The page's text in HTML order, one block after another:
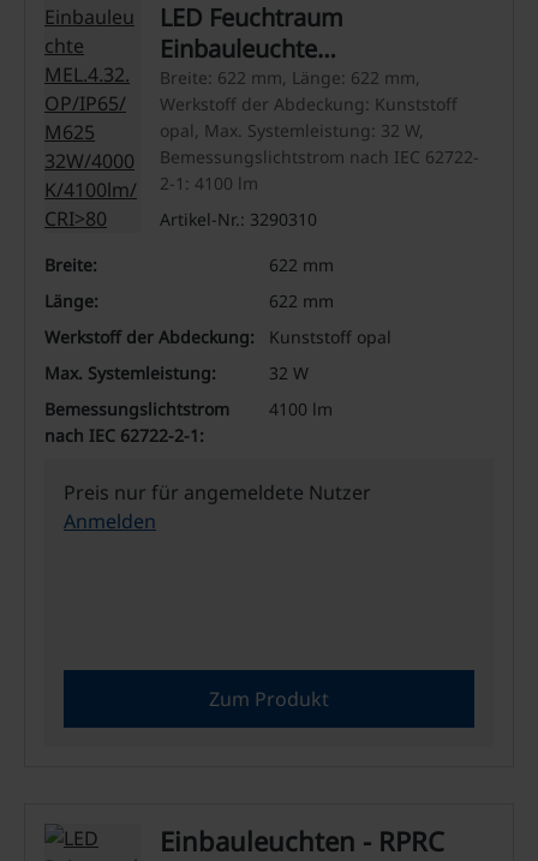
LED Feuchtraum
Einbauleuchte
MEL.4.32.OP/IP65/M625
32W/4000K/4100lm/CRI>80
Breite: 622 mm, Länge: 622 mm,
Werkstoff der Abdeckung: Kunststoff
opal, Max. Systemleistung: 32 W,
Bemessungslichtstrom nach IEC 62722-
2-1: 4100 lm
Artikel-Nr.: 3290310
Breite:
622 mm
Länge:
622 mm
Werkstoff der Abdeckung:
Kunststoff opal
Max. Systemleistung:
32 W
Bemessungslichtstrom
nach IEC 62722-2-1:
4100 lm
Preis nur für angemeldete Nutzer
Anmelden
Zum Produkt
Einbauleuchten - RPRC